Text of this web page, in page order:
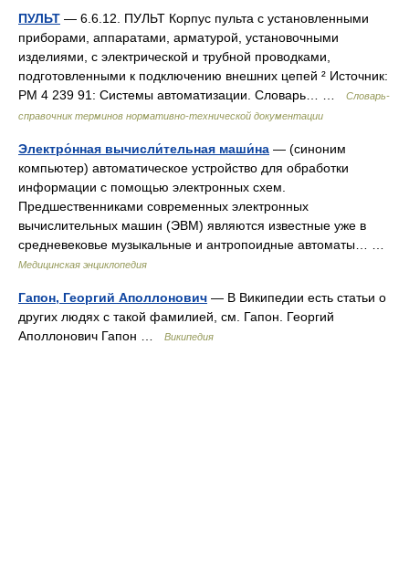
ПУЛЬТ — 6.6.12. ПУЛЬТ Корпус пульта с установленными
приборами, аппаратами, арматурой, установочными
изделиями, с электрической и трубной проводками,
подготовленными к подключению внешних цепей ² Источник:
РМ 4 239 91: Системы автоматизации. Словарь… …
Словарь-
справочник терминов нормативно-технической документации
Электро́нная вычисли́тельная маши́на — (синоним
компьютер) автоматическое устройство для обработки
информации с помощью электронных схем.
Предшественниками современных электронных
вычислительных машин (ЭВМ) являются известные уже в
средневековье музыкальные и антропоидные автоматы… …
Медицинская энциклопедия
Гапон, Георгий Аполлонович — В Википедии есть статьи о
других людях с такой фамилией, см. Гапон. Георгий
Аполлонович Гапон …
Википедия